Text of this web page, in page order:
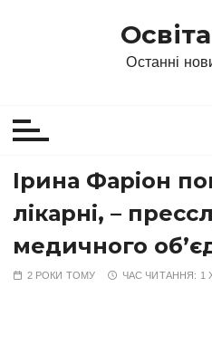
Останні
Ірина Фаріон
лікарні, –
медичного
2 РОКИ ТОМУ ЧАС ЧИТАННЯ: 1